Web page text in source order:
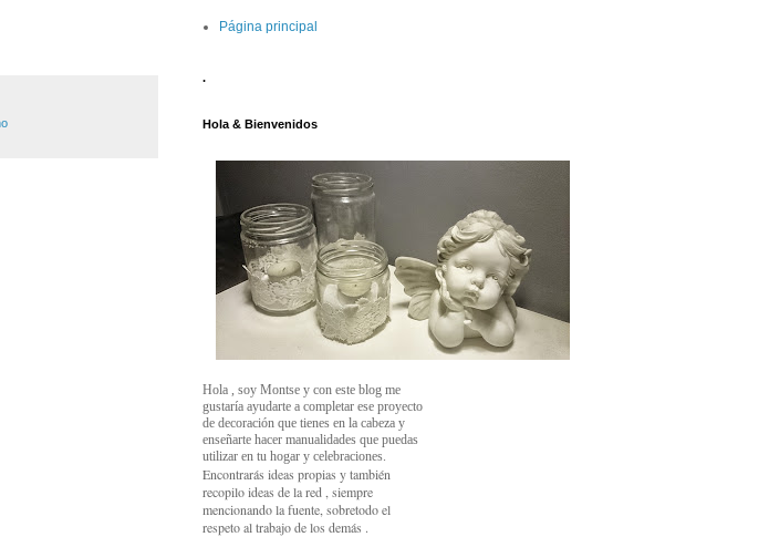
Página principal
.
Hola & Bienvenidos
Hola , soy Montse y con este blog me
gustaría ayudarte a completar ese proyecto
de decoración que tienes en la cabeza y
enseñarte hacer manualidades que puedas
utilizar en tu hogar y celebraciones.
Encontrarás ideas propias y también
recopilo ideas de la red , siempre
mencionando la fuente, sobretodo el
respeto al trabajo de los demás .